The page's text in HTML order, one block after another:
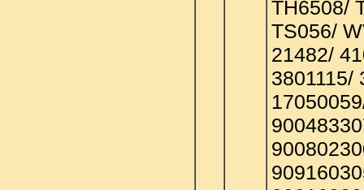
TH6508/
TS056/
21482/
3801115/